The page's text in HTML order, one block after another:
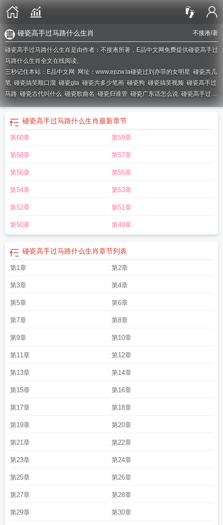
不接淅/著
碰瓷高手过马路什么生肖
碰瓷高手过马路什么生肖是由作者：不接淅所著，E品中文网免费提供碰瓷高手过
马路什么生肖全文在线阅读。
三秒记住本站：E品中文网 网址：www.epzw.la碰瓷过刘亦菲的女明星 碰瓷共几
笔 碰瓷搞笑顺口溜 碰瓷gta 碰瓷共多少笔画 碰瓷狗 碰瓷搞笑视频 碰瓷高手过
马路 碰瓷古代叫什么 碰瓷歌曲名 碰瓷归谁管 碰瓷广东话怎么说 碰瓷高手过马
路是指什么生肖碰瓷搞笑视频合集碰瓷哥后续剧情碰瓷共多少画碰瓷搞笑电
碰瓷遇到硬茬子后续 碰瓷给完钱了报警有用么
什么罪
瓷高手过马路什么生肖
碰瓷搞笑视频大全碰瓷公安局长什么电视
瓷属于什么违法行为
碰瓷归哪个部门管
管还是派出所管
碰瓷哥碰瓷各种车的车主
搞笑碰瓷歌曲 碰瓷搞笑结局碰瓷贵妃后我专职挡刀
阵容一览表
碰瓷弓最稳的战法
碰瓷高手过马路什么生肖最新章节
第60章 第59章
第58章 第57章
第56章 第55章
第54章 第53章
第52章 第51章
第50章 第49章
碰瓷高手过马路什么生肖章节列表
第1章 第2章
第3章 第4章
第5章 第6章
第7章 第8章
第9章 第10章
第11章 第12章
第13章 第14章
第15章 第16章
第17章 第18章
第19章 第20章
第21章 第22章
第23章 第24章
第25章 第26章
第27章 第28章
第29章 第30章